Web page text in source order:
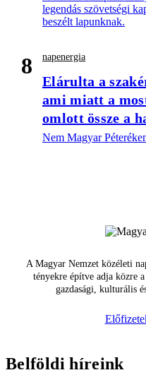
legendás szövetségi
beszélt lapunknak.
8 napenergia
Elárulta a
ami miatt a
omlott össze a
Nem Magyar
A Magyar Nemzet közéleti
tényekre építve adja közre
gazdasági, kulturális
Belföldi híreink